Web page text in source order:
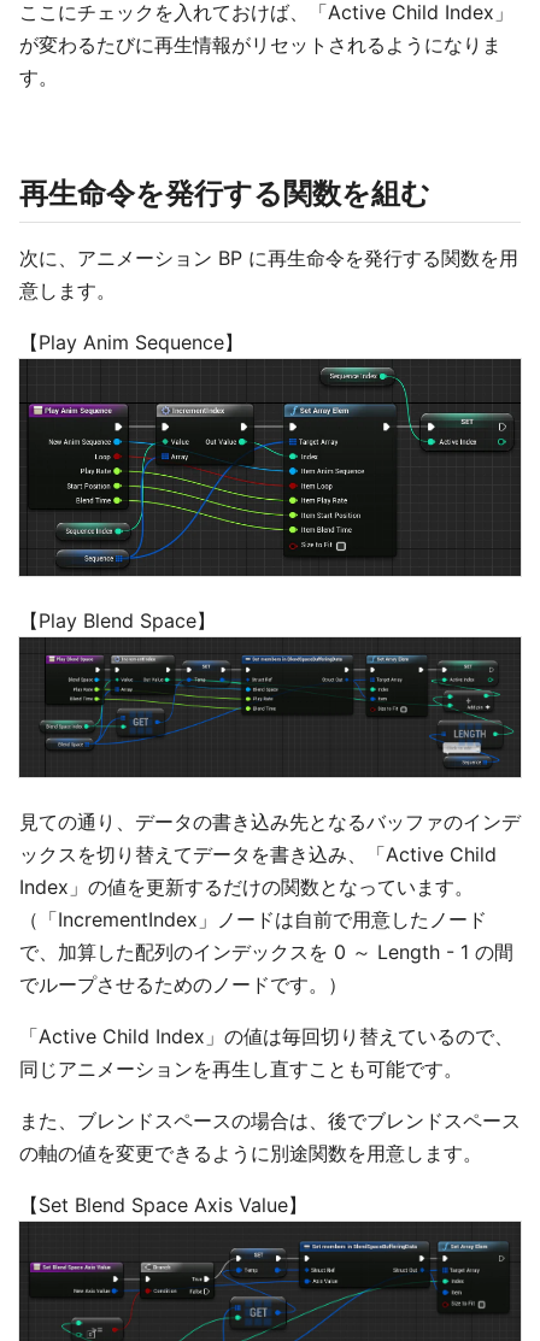
ここにチェックを入れておけば、「Active Child Index」
が変わるたびに再生情報がリセットされるようになりま
す。
再生命令を発行する関数を組む
次に、アニメーション BP に再生命令を発行する関数を用
意します。
【Play Anim Sequence】
【Play Blend Space】
見ての通り、データの書き込み先となるバッファのインデ
ックスを切り替えてデータを書き込み、「Active Child
Index」の値を更新するだけの関数となっています。
（「IncrementIndex」ノードは自前で用意したノード
で、加算した配列のインデックスを 0 ～ Length - 1 の間
でループさせるためのノードです。）
「Active Child Index」の値は毎回切り替えているので、
同じアニメーションを再生し直すことも可能です。
また、ブレンドスペースの場合は、後でブレンドスペース
の軸の値を変更できるように別途関数を用意します。
【Set Blend Space Axis Value】